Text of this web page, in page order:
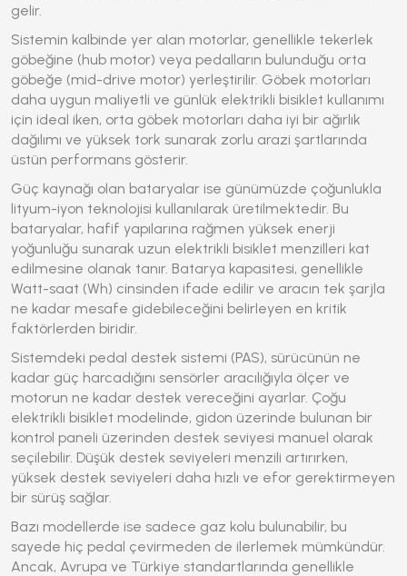
gelir.
Sistemin kalbinde yer alan motorlar, genellikle tekerlek
göbeğine (hub motor) veya pedalların bulunduğu orta
göbeğe (mid-drive motor) yerleştirilir. Göbek motorları
daha uygun maliyetli ve günlük elektrikli bisiklet kullanımı
için ideal iken, orta göbek motorları daha iyi bir ağırlık
dağılımı ve yüksek tork sunarak zorlu arazi şartlarında
üstün performans gösterir.
Güç kaynağı olan bataryalar ise günümüzde çoğunlukla
lityum-iyon teknolojisi kullanılarak üretilmektedir. Bu
bataryalar, hafif yapılarına rağmen yüksek enerji
yoğunluğu sunarak uzun elektrikli bisiklet menzilleri kat
edilmesine olanak tanır. Batarya kapasitesi, genellikle
Watt-saat (Wh) cinsinden ifade edilir ve aracın tek şarjla
ne kadar mesafe gidebileceğini belirleyen en kritik
faktörlerden biridir.
Sistemdeki pedal destek sistemi (PAS), sürücünün ne
kadar güç harcadığını sensörler aracılığıyla ölçer ve
motorun ne kadar destek vereceğini ayarlar. Çoğu
elektrikli bisiklet modelinde, gidon üzerinde bulunan bir
kontrol paneli üzerinden destek seviyesi manuel olarak
seçilebilir. Düşük destek seviyeleri menzili artırırken,
yüksek destek seviyeleri daha hızlı ve efor gerektirmeyen
bir sürüş sağlar.
Bazı modellerde ise sadece gaz kolu bulunabilir, bu
sayede hiç pedal çevirmeden de ilerlemek mümkündür.
Ancak, Avrupa ve Türkiye standartlarında genellikle